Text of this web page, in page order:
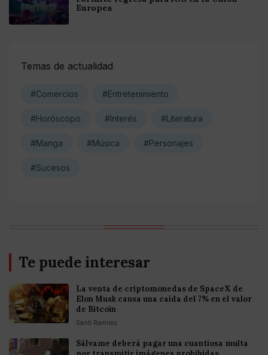
Europea
Temas de actualidad
#Comercios #Entretenimiento
#Horóscopo #Interés #Literatura
#Manga #Música #Personajes
#Sucesos
Te puede interesar
La venta de criptomonedas de SpaceX de
Elon Musk causa una caída del 7% en el valor
de Bitcoin
Santi Ramirez
Sálvame deberá pagar una cuantiosa multa